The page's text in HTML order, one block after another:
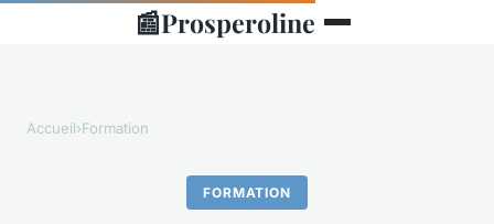
📰Prosperoline
Accueil›Formation
FORMATION